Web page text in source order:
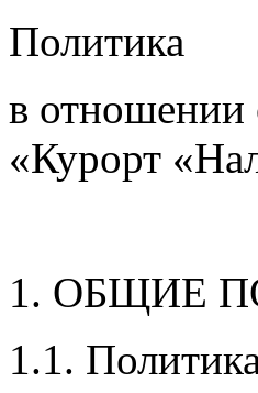
Политика
в отношении
«Курорт
ОБЩИЕ
1.1.